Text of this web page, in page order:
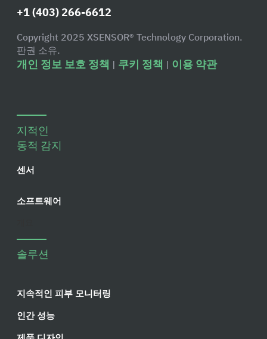
+1 (403) 266-6612
Copyright 2025 XSENSOR® Technology Corporation.
판권 소유.
개인 정보 보호 정책 | 쿠키 정책 | 이용 약관
지적인
동적 감지
센서
소프트웨어
솔루션
지속적인 피부 모니터링
인간 성능